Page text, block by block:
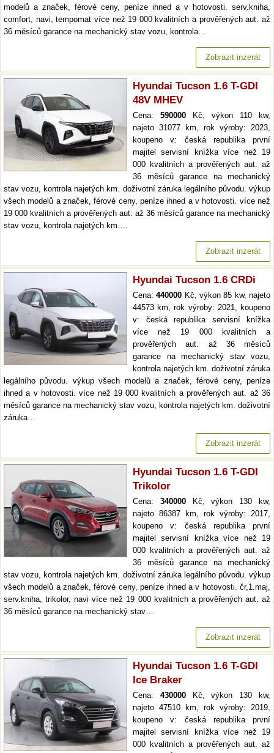
modelů a značek, férové ceny, peníze ihned a v hotovosti. serv.kniha,
comfort, navi, tempomat více než 19 000 kvalitních a prověřených aut. až
36 měsíců garance na mechanický stav vozu, kontrola…
Zobrazit inzerát
Hyundai Tucson 1.6 T-GDI
48V MHEV
Cena: 590000 Kč, výkon 110 kw,
najeto 31077 km, rok výroby: 2023,
koupeno v: česká republika první
majitel servisní knížka více než 19
000 kvalitních a prověřených aut. až
36 měsíců garance na mechanický
stav vozu, kontrola najetých km. doživotní záruka legálního původu. výkup
všech modelů a značek, férové ceny, peníze ihned a v hotovosti. více než
19 000 kvalitních a prověřených aut. až 36 měsíců garance na mechanický
stav vozu, kontrola najetých km.…
Zobrazit inzerát
Hyundai Tucson 1.6 CRDi
Cena:440000 Kč, výkon 85 kw, najeto
44573 km, rok výroby: 2021, koupeno
v: česká republika servisní knížka
více než 19 000 kvalitních a
prověřených aut. až 36 měsíců
garance na mechanický stav vozu,
kontrola najetých km. doživotní záruka
legálního původu. výkup všech modelů a značek, férové ceny, peníze
ihned a v hotovosti. více než 19 000 kvalitních a prověřených aut. až 36
měsíců garance na mechanický stav vozu, kontrola najetých km. doživotní
záruka…
Zobrazit inzerát
Hyundai Tucson 1.6 T-GDI
Trikolor
Cena: 340000Kč, výkon 130 kw,
najeto 86387 km, rok výroby: 2017,
koupeno v: česká republika první
majitel servisní knížka více než 19
000 kvalitních a prověřených aut. až
36 měsíců garance na mechanický
stav vozu, kontrola najetých km. doživotní záruka legálního původu. výkup
všech modelů a značek, férové ceny, peníze ihned a v hotovosti. čr,1.maj,
serv.kniha, trikolor, navi více než 19 000 kvalitních a prověřených aut. až
36 měsíců garance na mechanický stav…
Zobrazit inzerát
Hyundai Tucson 1.6 T-GDI
Ice Braker
Cena: 430000Kč, výkon 130 kw,
najeto 47510 km, rok výroby: 2019,
koupeno v: česká republika první
majitel servisní knížka více než 19
000 kvalitních a prověřených aut. až